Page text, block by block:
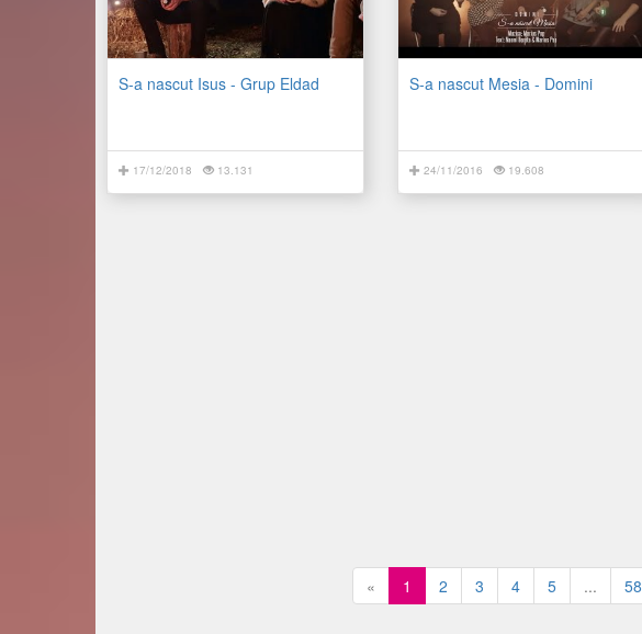
S-a nascut Isus - Grup Eldad
17/12/2018 13.131
S-a nascut Mesia - Domini
24/11/2016 19.608
« 1 2 3 4 5 ... 58